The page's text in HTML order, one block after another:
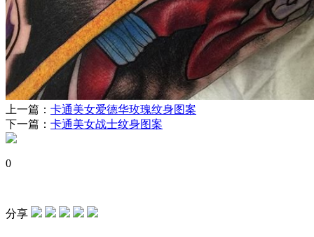
上一篇： 卡通美女爱德华玫瑰纹身图案
下一篇： 卡通美女战士纹身图案
0
分享